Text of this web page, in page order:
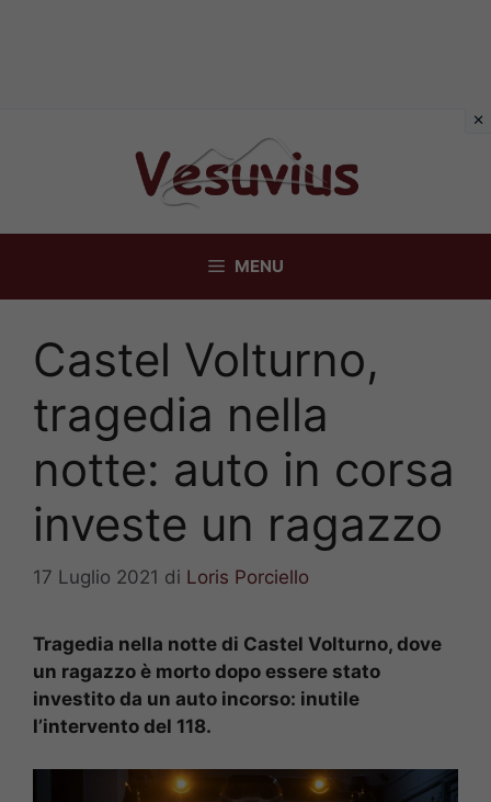
MENU
Castel Volturno,
tragedia nella
notte: auto in corsa
investe un ragazzo
17 Luglio 2021 di Loris Porciello
Tragedia nella notte di Castel Volturno, dove
un ragazzo è morto dopo essere stato
investito da un auto incorso: inutile
l’intervento del 118.